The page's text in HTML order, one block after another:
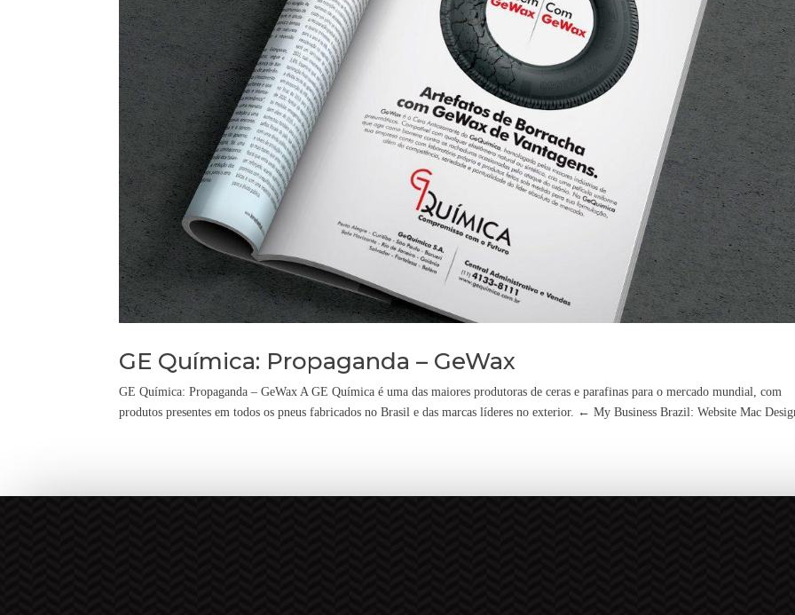
GE Química: Propaganda – GeWax
GE Química: Propaganda – GeWax A GE Química é uma das maiores produtoras de ceras e parafinas para o mercado mundial, com
produtos presentes em todos os pneus fabricados no Brasil e das marcas líderes no exterior. ← My Business Brazil: Website Mac